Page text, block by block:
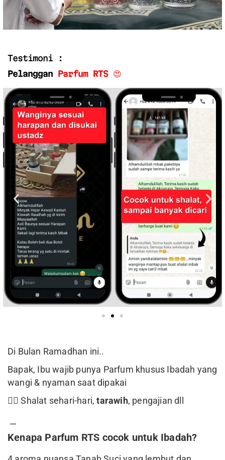
Testimoni :
Pelanggan Parfum RTS 😍
Di Bulan Ramadhan ini..
Bapak, Ibu wajib punya Parfum khusus Ibadah yang
wangi & nyaman saat dipakai
👉🏼 Shalat sehari-hari,tarawih, pengajian dll
—
Kenapa Parfum RTS cocok untuk Ibadah?